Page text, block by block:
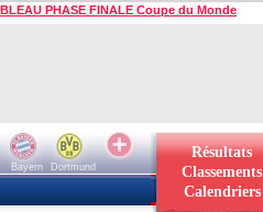
PHASE FINALE Coupe du Monde
Bayern
Dortmund
Résultats
Classements
Calendriers